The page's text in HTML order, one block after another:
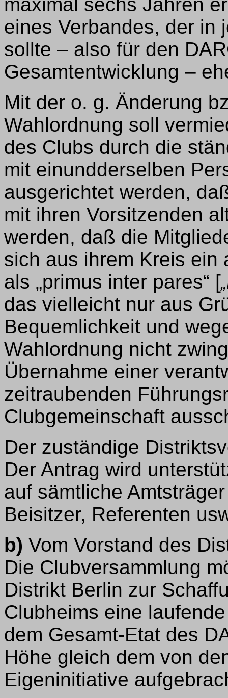
eines Verbandes, der in
sollte – also für den
Gesamtentwicklung –
Mit der o. g. Änderung
Wahlordnung soll
des Clubs durch die
mit einundderselben
ausgerichtet werden,
mit ihren Vorsitzenden
werden, daß die
sich aus ihrem Kreis ein
als „primus inter pares“ [
das vielleicht nur aus
Bequemlichkeit und
Wahlordnung nicht
Übernahme einer
zeitraubenden
Clubgemeinschaft
Der zuständige
Der Antrag wird
auf sämtliche
Beisitzer, Referenten
b) Vom Vorstand des
Die Clubversammlung
Distrikt Berlin zur
Clubheims eine
dem Gesamt-Etat des
Höhe gleich dem von
Eigeninitiative